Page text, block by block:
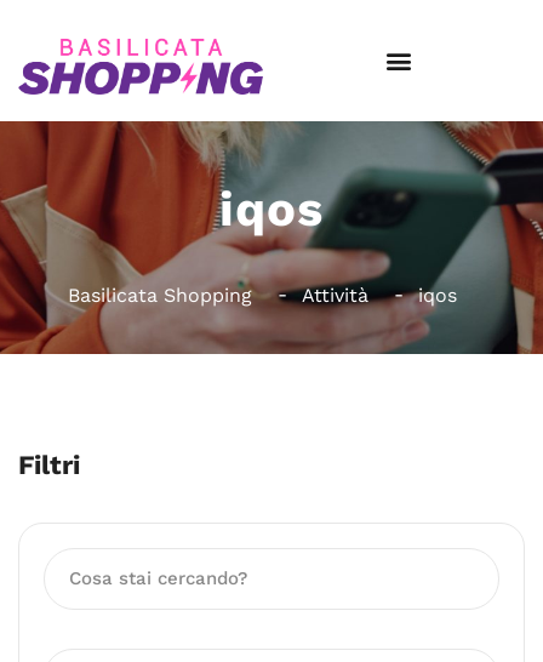
iqos
Basilicata Shopping Attività iqos
Filtri